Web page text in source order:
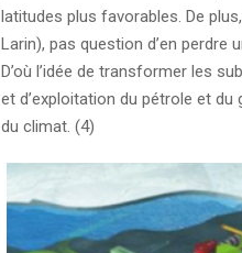
latitudes plus favorables. De
Larin), pas question d’en
D’où l’idée de transformer les
et d’exploitation du pétrole et
du climat. (4)